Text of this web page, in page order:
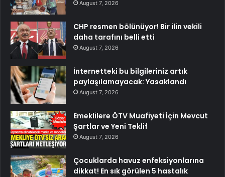
August 7, 2026
CHP resmen bölünüyor! Bir ilin vekili
daha tarafını belli etti
August 7, 2026
İnternetteki bu bilgileriniz artık
paylaşılamayacak: Yasaklandı
August 7, 2026
Emeklilere ÖTV Muafiyeti İçin Mevcut
Şartlar ve Yeni Teklif
August 7, 2026
Çocuklarda havuz enfeksiyonlarına
dikkat! En sık görülen 5 hastalık